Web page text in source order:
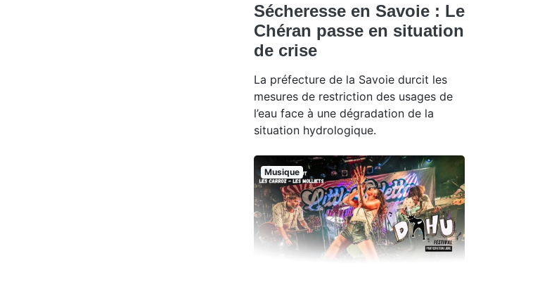
Sécheresse en Savoie : Le
Chéran passe en situation
de crise
La préfecture de la Savoie durcit les
mesures de restriction des usages de
l’eau face à une dégradation de la
situation hydrologique.
Musique